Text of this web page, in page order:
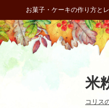
お菓子・ケーキの作り方と
米
コリス